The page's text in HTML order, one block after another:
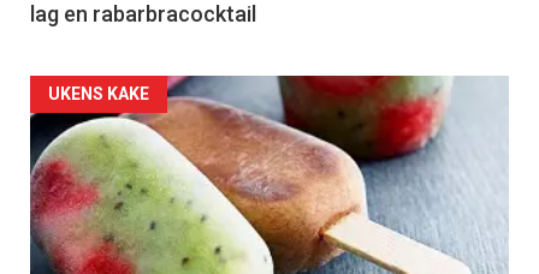
lag en rabarbracocktail
Articler
-
section
34
UKENS KAKE